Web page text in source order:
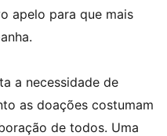
apelo para que mais
a necessidade de
as doações costumam
de todos. Uma